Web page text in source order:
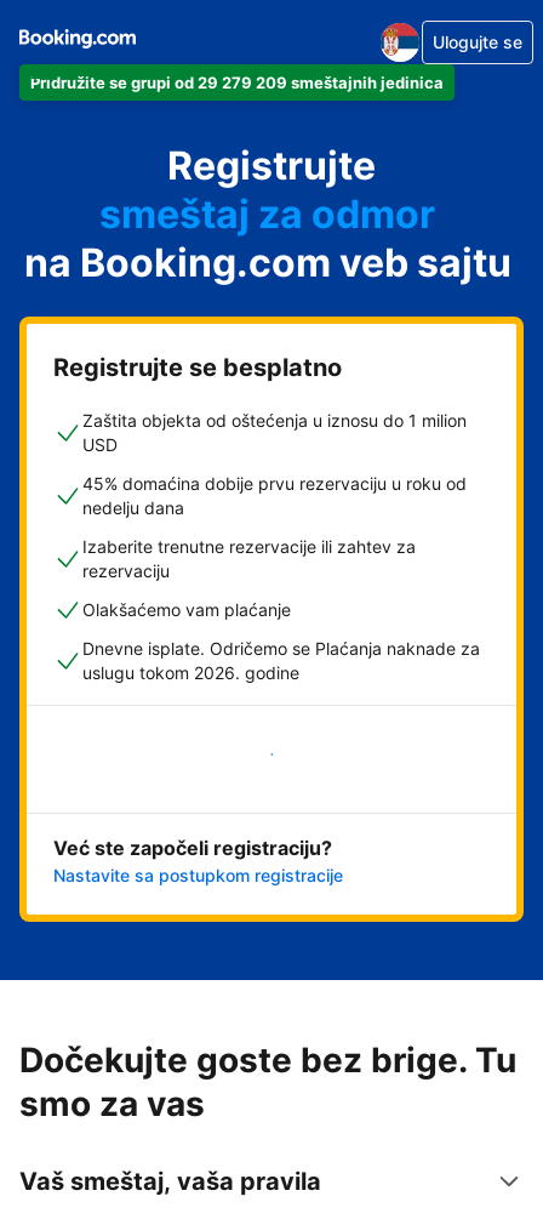
Pridružite se grupi od 29 279 209 smeštajnih jedinica
Ulogujte se
Registrujte
apartman
hotel
smeštaj za odmor
pansion
hostel
na Booking.com veb sajtu
Registrujte se besplatno
Zaštita objekta od oštećenja u iznosu do 1 milion
USD
45% domaćina dobije prvu rezervaciju u roku od
nedelju dana
Izaberite trenutne rezervacije ili zahtev za
rezervaciju
Olakšaćemo vam plaćanje
Dnevne isplate. Odričemo se Plaćanja naknade za
uslugu tokom 2026. godine
Počnite odmah
Već ste započeli registraciju?
Nastavite sa postupkom registracije
Dočekujte goste bez brige. Tu
smo za vas
Vaš smeštaj, vaša pravila